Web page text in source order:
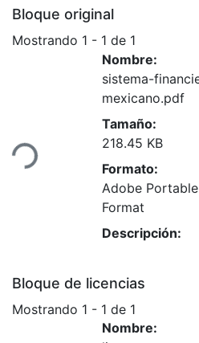
Bloque original
Mostrando 1 - 1 de 1
Nombre:
sistema-
mexicano.pdf
Tamaño:
218.45 KB
Formato:
Adobe
Format
Descripción:
Bloque de licencias
Mostrando 1 - 1 de 1
Nombre: